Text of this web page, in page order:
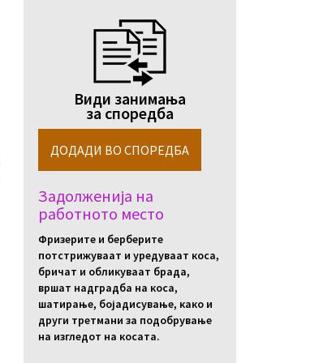
Види занимања
за споредба
Задолженија на
работното место
Фризерите и берберите
потстрижуваат и уредуваат коса,
бричат и обликуваат брада,
вршат надградба на коса,
шатирање, бојадисување, како и
други третмани за подобрување
на изгледот на косата.